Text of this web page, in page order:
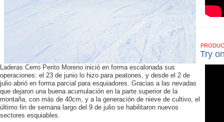
Laderas Cerro Perito Moreno inició en forma escalonada sus
operaciones: el 23 de junio lo hizo para peatones, y desde el 2 de
julio abrió en forma parcial para esquiadores. Gracias a las nevadas
que dejaron una buena acumulación en la parte superior de la
montaña, con más de 40cm, y a la generación de nieve de cultivo, el
último fin de semana largo del 9 de julio se habilitaron nuevos
sectores esquiables.
Try